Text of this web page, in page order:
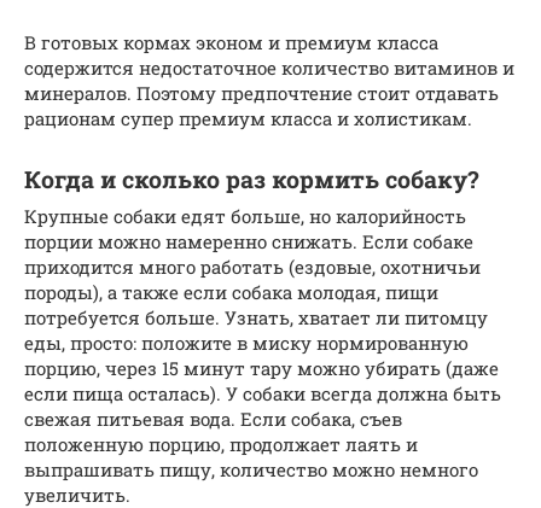
В готовых кормах эконом и премиум класса
содержится недостаточное количество витаминов и
минералов. Поэтому предпочтение стоит отдавать
рационам супер премиум класса и холистикам.
Когда и сколько раз кормить собаку?
Крупные собаки едят больше, но калорийность
порции можно намеренно снижать. Если собаке
приходится много работать (ездовые, охотничьи
породы), а также если собака молодая, пищи
потребуется больше. Узнать, хватает ли питомцу
еды, просто: положите в миску нормированную
порцию, через 15 минут тару можно убирать (даже
если пища осталась). У собаки всегда должна быть
свежая питьевая вода. Если собака, съев
положенную порцию, продолжает лаять и
выпрашивать пищу, количество можно немного
увеличить.